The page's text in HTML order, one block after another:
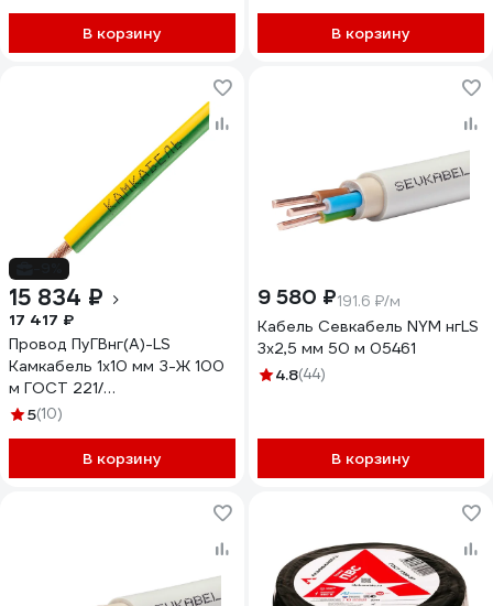
В корзину В корзину
15 834 ₽
17 417 ₽
Провод ПуГВнг(А)-LS
Камкабель 1x10 мм З-Ж 100
м ГОСТ 221/
Р10LШ1U0К000100М
5(10)
В корзину
9 580 ₽191.6 ₽/м
Кабель Севкабель NYM нгLS
3х2,5 мм 50 м 05461
4.8(44)
В корзину